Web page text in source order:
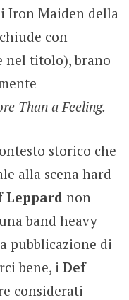
Iron Maiden della
con
nel titolo), brano
Than a Feeling.
storico che
alla scena hard
Leppard non
band heavy
pubblicazione di
bene, i Def
considerati